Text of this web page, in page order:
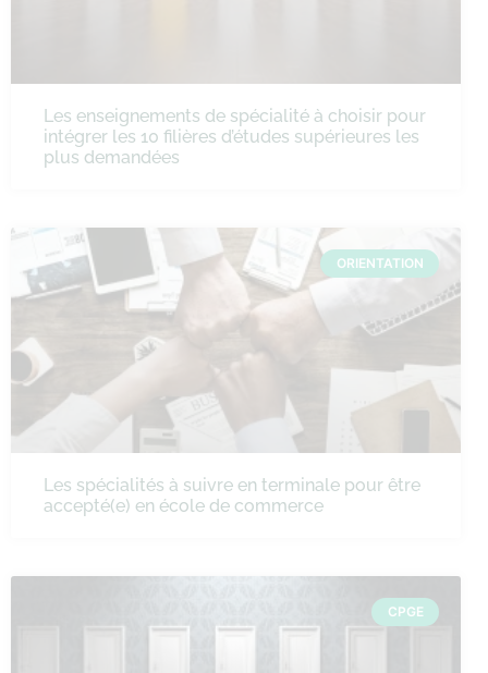
Les enseignements de spécialité à choisir pour
intégrer les 10 filières d’études supérieures les
plus demandées
ORIENTATION
Les spécialités à suivre en terminale pour être
accepté(e) en école de commerce
CPGE